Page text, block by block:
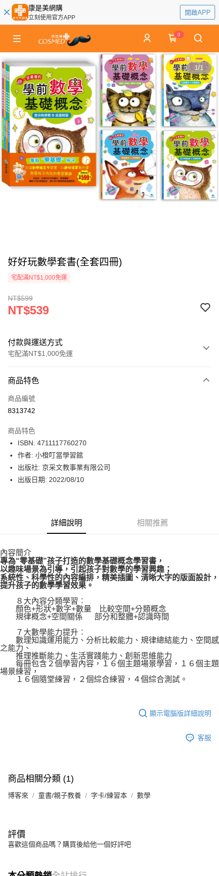
康是美網購
立刻使用官方APP
開啟APP
0
1/1
好好玩數學套書(全套四冊)
宅配滿NT$1,000免運
NT$599
NT$539
付款與運送方式
宅配滿NT$1,000免運
icash Pay
信用卡一次付款
LINE Pay
Apple Pay
街口支付
博客來商品配送方式
每筆NT$80，滿NT$1,000(含以上)免運費
商品特色
商品編號
8313742
商品特色
ISBN: 4711117760270
作者: 小橙叮當學習館
出版社: 京采文教事業有限公司
出版日期: 2022/08/10
詳細說明 相關推薦
內容簡介
專為“零基礎”孩子打造的數學基礎概念學習書，
以趣味場景為引導，引起孩子對數學的學習興趣；
系統性、科學性的內容編排，精美插圖、清晰大字的版面設計，
提升孩子的數學學習效果。
８大內容分類學習︰
顏色+形狀+數字+數量 比較空間+分類概念
規律概念+空間關係 部分和整體+認識時間
７大數學能力提升︰
數理知識運用能力、分析比較能力、規律總結能力、空間感
之能力、
推理推斷能力、生活實踐能力、創新思維能力
每冊包含２個學習內容，１６個主題場景學習，１６個主題
場景練習，
１６個隨堂練習，２個綜合練習，４個綜合測試。
顯示電腦版詳細說明
客服
商品相關分類 (1)
博客來 童書/親子教養 字卡/練習本 數學
評價
喜歡這個商品嗎？購買後給他一個好評吧